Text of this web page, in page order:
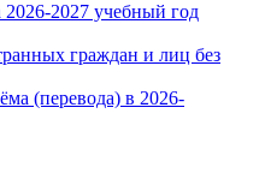
2026-2027 учебный год
граждан и лиц без
(перевода) в 2026-